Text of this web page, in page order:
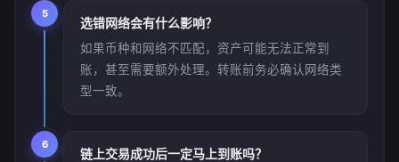
5
选错网络会有什么影响？
如果币种和网络不匹配，资产可能无法正常到
账，甚至需要额外处理。转账前务必确认网络类
型一致。
6
链上交易成功后一定马上到账吗？